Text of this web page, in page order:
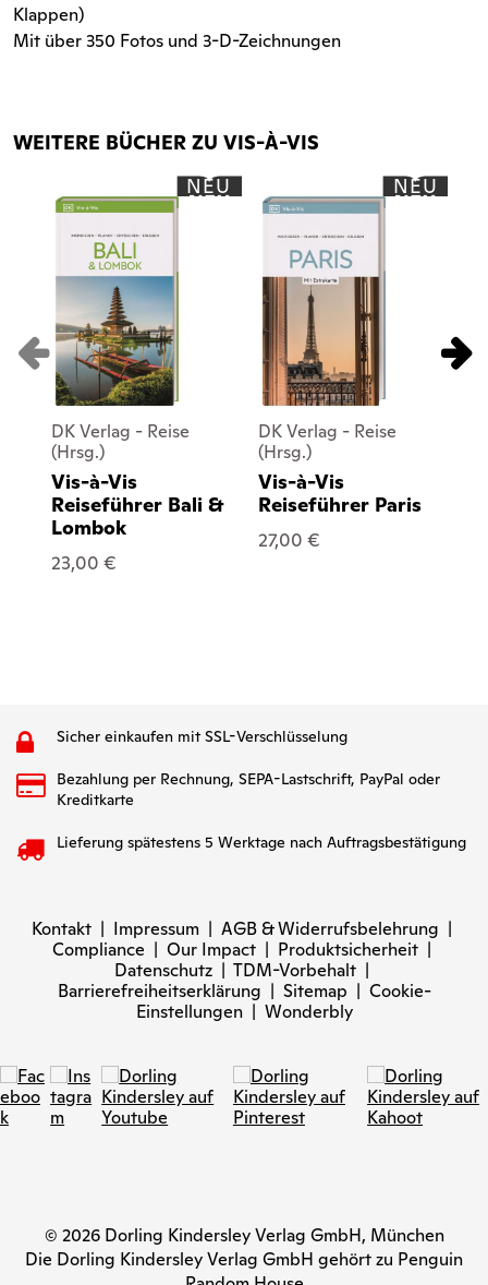
Klappen)
Mit über 350 Fotos und 3-D-Zeichnungen
WEITERE BÜCHER ZU VIS-À-VIS
NEU
DK Verlag - Reise
(Hrsg.)
Vis-à-Vis
Reiseführer Bali &
Lombok
23,00 €
NEU
DK Verlag - Reise
(Hrsg.)
Vis-à-Vis
Reiseführer Paris
27,00 €
Sicher einkaufen mit SSL-Verschlüsselung
Bezahlung per Rechnung, SEPA-Lastschrift, PayPal oder
Kreditkarte
Lieferung spätestens 5 Werktage nach Auftragsbestätigung
Kontakt | Impressum | AGB & Widerrufsbelehrung |
Compliance | Our Impact | Produktsicherheit |
Datenschutz | TDM-Vorbehalt |
Barrierefreiheitserklärung | Sitemap | Cookie-
Einstellungen| Wonderbly
© 2026 Dorling Kindersley Verlag GmbH, München
Die Dorling Kindersley Verlag GmbH gehört zu Penguin